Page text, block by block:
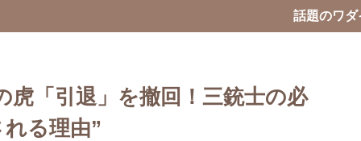
話題のワダ
虎「引退」を撤回！三銃士の必
る理由”